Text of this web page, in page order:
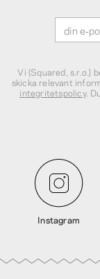
Vi (Squared, s.r.o.)
skicka relevant
integritetspolicy.
Instagram